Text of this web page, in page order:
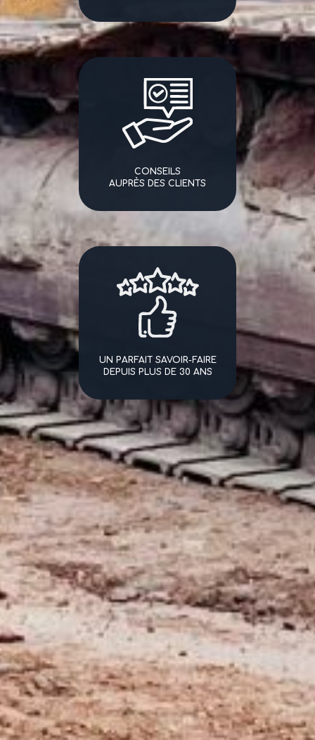
CONSEILS
AUPRÈS DES CLIENTS
UN PARFAIT SAVOIR-FAIRE
DEPUIS PLUS DE 30 ANS